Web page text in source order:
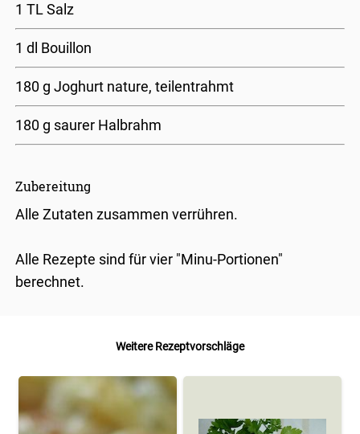
1 TL Salz
1 dl Bouillon
180 g Joghurt nature, teilentrahmt
180 g saurer Halbrahm
Zubereitung
Alle Zutaten zusammen verrühren.
Alle Rezepte sind für vier "Minu-Portionen"
berechnet.
Weitere Rezeptvorschläge